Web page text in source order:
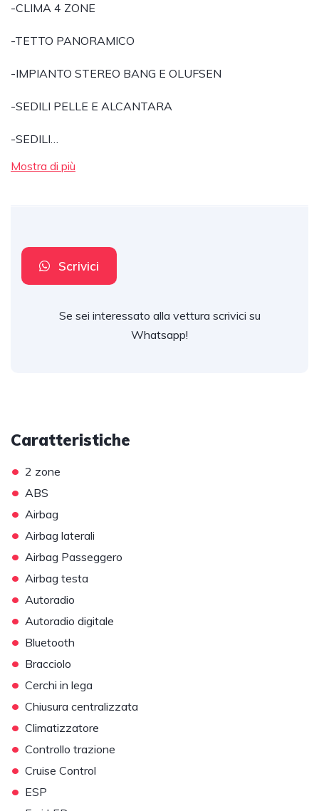
-CLIMA 4 ZONE
-TETTO PANORAMICO
-IMPIANTO STEREO BANG E OLUFSEN
-SEDILI PELLE E ALCANTARA
-SEDILI…
Mostra di più
Scrivici
Se sei interessato alla vettura scrivici su
Whatsapp!
Caratteristiche
• 2 zone
• ABS
• Airbag
• Airbag laterali
• Airbag Passeggero
• Airbag testa
• Autoradio
• Autoradio digitale
• Bluetooth
• Bracciolo
• Cerchi in lega
• Chiusura centralizzata
• Climatizzatore
• Controllo trazione
• Cruise Control
• ESP